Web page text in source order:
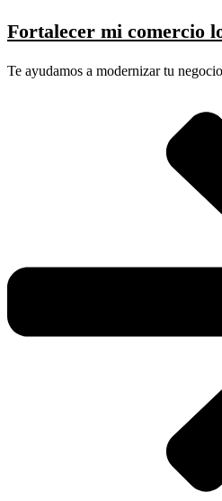
Fortalecer mi comercio
Te ayudamos a modernizar tu